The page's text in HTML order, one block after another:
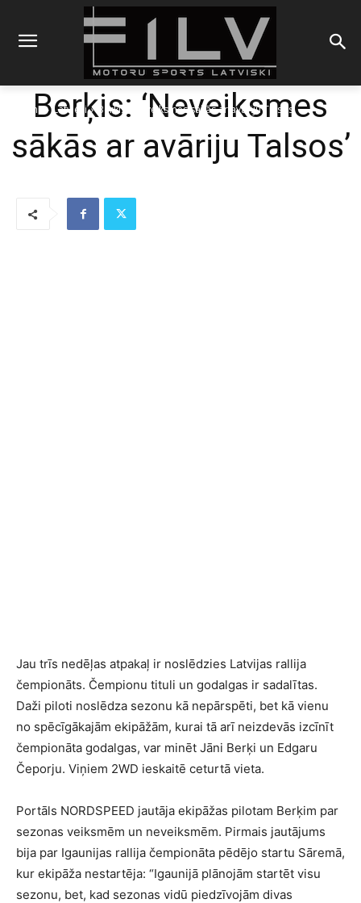
Sākums Latvieši Berķis: 'Neveiksmes sākās ar avāriju Talsos'
Berķis: ‘Neveiksmes
sākās ar avāriju Talsos’
Jau trīs nedēļas atpakaļ ir noslēdzies Latvijas rallija
čempionāts. Čempionu tituli un godalgas ir sadalītas.
Daži piloti noslēdza sezonu kā nepārspēti, bet kā vienu
no spēcīgākajām ekipāžām, kurai tā arī neizdevās izcīnīt
čempionāta godalgas, var minēt Jāni Berķi un Edgaru
Čeporju. Viņiem 2WD ieskaitē ceturtā vieta.
Portāls NORDSPEED jautāja ekipāžas pilotam Berķim par
sezonas veiksmēm un neveiksmēm. Pirmais jautājums
bija par Igaunijas rallija čempionāta pēdējo startu Sāremā,
kur ekipāža nestartēja: “Igaunijā plānojām startēt visu
sezonu, bet, kad sezonas vidū piedzīvojām divas